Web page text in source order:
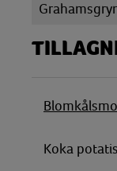
Koka